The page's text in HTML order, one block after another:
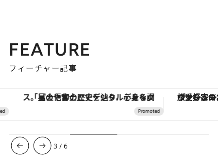
FEATURE
フィーチャー記事
「星のや富士」でデジタルデトックス。冨士信仰の歴史を辿り、心身を調える。 ヴァシュロン・コンスタンタ
3 /6